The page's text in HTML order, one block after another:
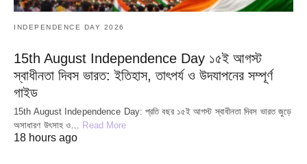
INDEPENDENCE DAY 2026
15th August Independence Day ১৫ই আগস্ট
স্বাধীনতা দিবস ভারত: ইতিহাস, তাৎপর্য ও উদযাপনের সম্পূর্ণ
গাইড
15th August Independence Day: প্রতি বছর ১৫ই আগস্ট স্বাধীনতা দিবস ভারত জুড়ে
অসাধারণ উৎসাহ ও…
Read More
18 hours ago